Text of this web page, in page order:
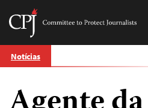
Skip
to
Committee
Journalists
Notícias